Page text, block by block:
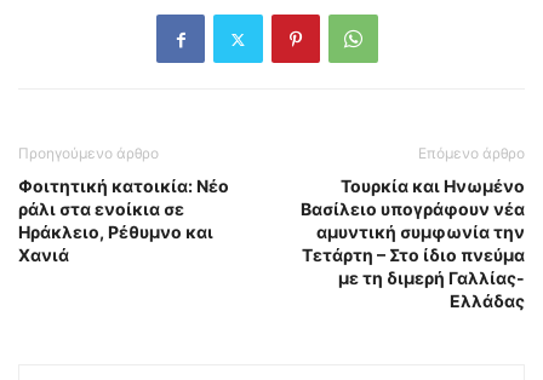
Προηγούμενο άρθρο
Φοιτητική κατοικία: Νέο
ράλι στα ενοίκια σε
Ηράκλειο, Ρέθυμνο και
Χανιά
Επόμενο άρθρο
Τουρκία και Ηνωμένο
Βασίλειο υπογράφουν νέα
αμυντική συμφωνία την
Τετάρτη – Στο ίδιο πνεύμα
με τη διμερή Γαλλίας-
Ελλάδας